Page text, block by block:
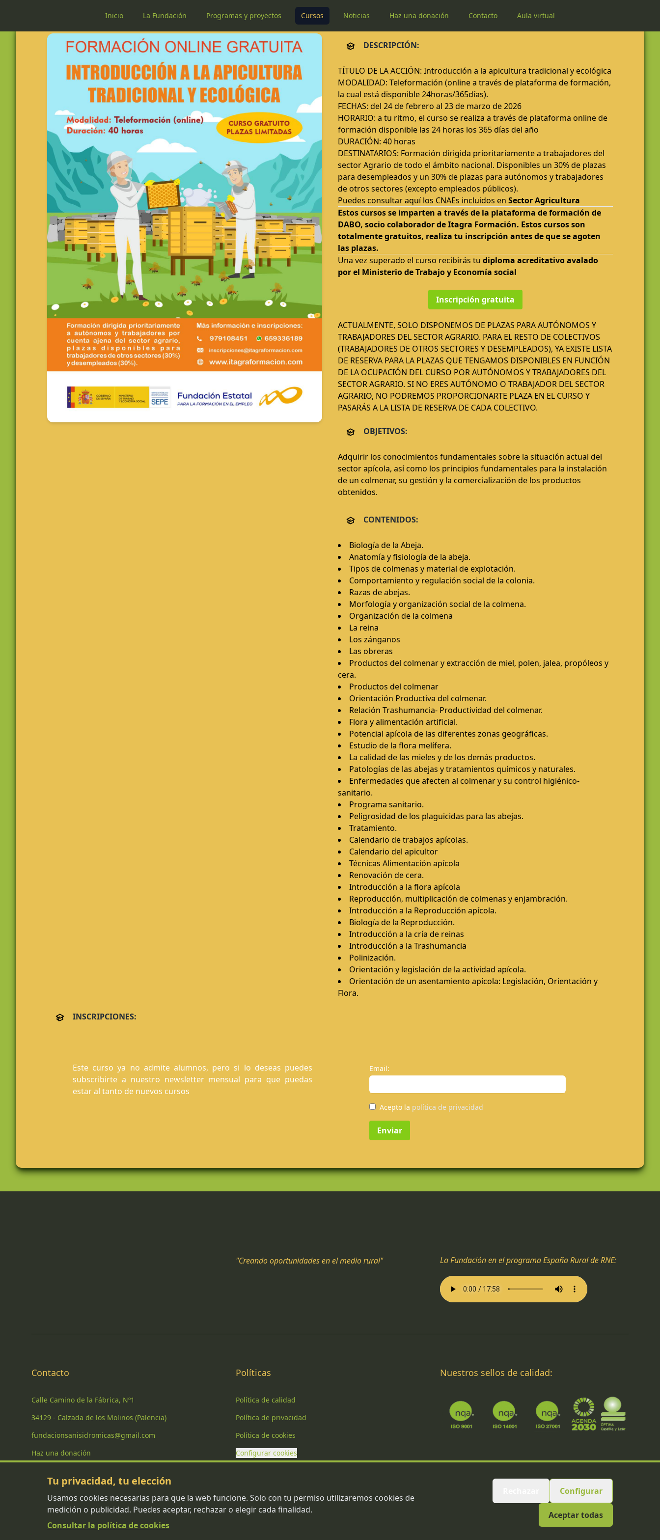
Tu privacidad, tu elección
Usamos cookies necesarias para que la web funcione. Solo con tu permiso utilizaremos cookies de
medición o publicidad. Puedes aceptar, rechazar o elegir cada finalidad.
Consultar la política de cookies
Configurar
Aceptar todas
Inicio La Fundación Programas y proyectos Cursos Noticias Haz una donación Contacto Aula virtual
Introducción a la apicultura tradicional y ecológica
DESCRIPCIÓN:
TÍTULO DE LA ACCIÓN: Introducción a la apicultura tradicional y ecológica
MODALIDAD: Teleformación (online a través de plataforma de formación,
la cual está disponible 24horas/365días).
FECHAS: del 24 de febrero al 23 de marzo de 2026
HORARIO: a tu ritmo, el curso se realiza a través de plataforma online de
formación disponible las 24 horas los 365 días del año
DURACIÓN: 40 horas
DESTINATARIOS: Formación dirigida prioritariamente a trabajadores del
sector Agrario de todo el ámbito nacional. Disponibles un 30% de plazas
para desempleados y un 30% de plazas para autónomos y trabajadores
de otros sectores (excepto empleados públicos).
Puedes consultaraquí los CNAEs incluidos en Sector Agricultura
Estos cursos se imparten a través de la plataforma de formación de
DABO, socio colaborador de Itagra Formación. Estos cursos son
totalmente gratuitos, realiza tu inscripción antes de que se agoten
las plazas.
Una vez superado el curso recibirás tu diploma acreditativo avalado
por el Ministerio de Trabajo y Economía social
Inscripción gratuita
ACTUALMENTE, SOLO DISPONEMOS DE PLAZAS PARA AUTÓNOMOS Y
TRABAJADORES DEL SECTOR AGRARIO. PARA EL RESTO DE COLECTIVOS
(TRABAJADORES DE OTROS SECTORES Y DESEMPLEADOS), YA EXISTE LISTA
DE RESERVA PARA LA PLAZAS QUE TENGAMOS DISPONIBLES EN FUNCIÓN
DE LA OCUPACIÓN DEL CURSO POR AUTÓNOMOS Y TRABAJADORES DEL
SECTOR AGRARIO. SI NO ERES AUTÓNOMO O TRABAJADOR DEL SECTOR
AGRARIO, NO PODREMOS PROPORCIONARTE PLAZA EN EL CURSO Y
PASARÁS A LA LISTA DE RESERVA DE CADA COLECTIVO.
OBJETIVOS:
Adquirir los conocimientos fundamentales sobre la situación actual del
sector apícola, así como los principios fundamentales para la instalación
de un colmenar, su gestión y la comercialización de los productos
obtenidos.
CONTENIDOS:
Biología de la Abeja.
Anatomía y fisiología de la abeja.
Tipos de colmenas y material de explotación.
Comportamiento y regulación social de la colonia.
Razas de abejas.
Morfología y organización social de la colmena.
Organización de la colmena
La reina
Los zánganos
Las obreras
Productos del colmenar y extracción de miel, polen, jalea, propóleos y
cera.
Productos del colmenar
Orientación Productiva del colmenar.
Relación Trashumancia- Productividad del colmenar.
Flora y alimentación artificial.
Potencial apícola de las diferentes zonas geográficas.
Estudio de la flora melífera.
La calidad de las mieles y de los demás productos.
Patologías de las abejas y tratamientos químicos y naturales.
Enfermedades que afecten al colmenar y su control higiénico-
sanitario.
Programa sanitario.
Peligrosidad de los plaguicidas para las abejas.
Tratamiento.
Calendario de trabajos apícolas.
Calendario del apicultor
Técnicas Alimentación apícola
Renovación de cera.
Introducción a la flora apícola
Reproducción, multiplicación de colmenas y enjambración.
Introducción a la Reproducción apícola.
Biología de la Reproducción.
Introducción a la cría de reinas
Introducción a la Trashumancia
Polinización.
Orientación y legislación de la actividad apícola.
Orientación de un asentamiento apícola: Legislación, Orientación y
Flora.
INSCRIPCIONES:
Este curso ya no admite alumnos, pero si lo deseas puedes
subscribirte a nuestro newsletter mensual para que puedas
estar al tanto de nuevos cursos
Email:
Acepto la política de privacidad
Enviar
"Creando oportunidades en el medio rural" La Fundación en el programa España Rural de RNE:
Contacto
Calle Camino de la Fábrica, Nº1
34129 - Calzada de los Molinos (Palencia)
fundacionsanisidromicas@gmail.com
Haz una donación
Políticas
Política de calidad
Política de privacidad
Política de cookies
Configurar cookies
Nuestros sellos de calidad:
Copyright2026 . Fundación San Isidro Micas.
Fundación San Isidro Micas · Entidad sin ánimo de lucro
NIF G06911879 · Registro de Fundaciones nº 2980
Facebook